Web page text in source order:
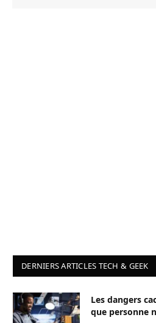
DERNIERS ARTICLES TECH & GEEK
Les dangers
que personne